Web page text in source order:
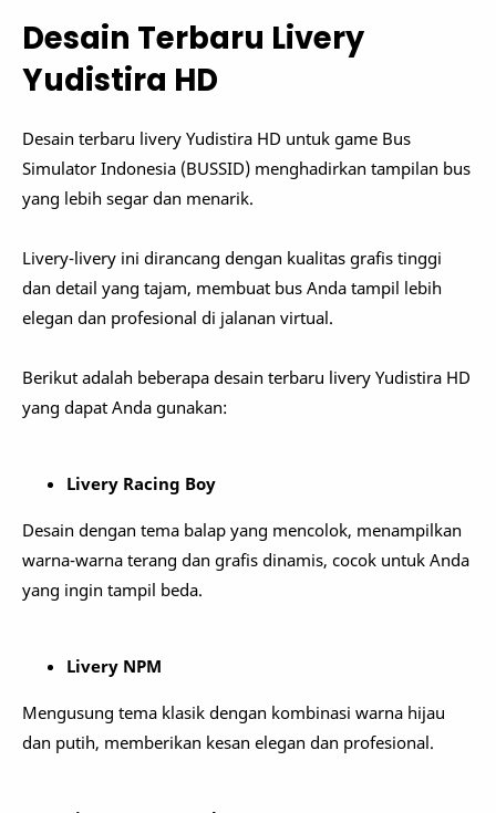
Desain Terbaru Livery
Yudistira HD
Desain terbaru livery Yudistira HD untuk game Bus
Simulator Indonesia (BUSSID) menghadirkan tampilan bus
yang lebih segar dan menarik.
Livery-livery ini dirancang dengan kualitas grafis tinggi
dan detail yang tajam, membuat bus Anda tampil lebih
elegan dan profesional di jalanan virtual.
Berikut adalah beberapa desain terbaru livery Yudistira HD
yang dapat Anda gunakan:
Livery Racing Boy
Desain dengan tema balap yang mencolok, menampilkan
warna-warna terang dan grafis dinamis, cocok untuk Anda
yang ingin tampil beda.
Livery NPM
Mengusung tema klasik dengan kombinasi warna hijau
dan putih, memberikan kesan elegan dan profesional.